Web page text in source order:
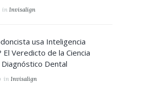
in Invisalign
usa Inteligencia
El Veredicto de la Ciencia
Dental
in Invisalign